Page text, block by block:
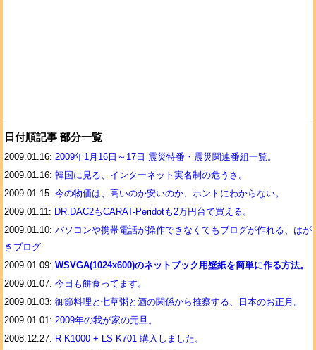
日付順記事 部分一覧
2009.01.16: 2009年1月16日～17日 震災特番・震災関連番組一覧。
2009.01.16: 韓国に見る、インターネット実名制の危うさ。
2009.01.15: 今の物価は、高いのか安いのか、ホントにわからない。
2009.01.11: DR.DAC2もCARAT-Peridotも2万円台で買える。
2009.01.10: パソコンや携帯電話が操作できなくてもブログが作れる、はが
きブログ
2009.01.09: WSVGA(1024x600)のネットブック用壁紙を簡単に作る方法。
2009.01.07: 今日も餅食ってます。
2009.01.03: 御節料理と七草粥と酒の関係から推察する、日本のお正月。
2009.01.01: 2009年の我が家の元旦。
2008.12.27: R-K1000 + LS-K701 購入しました。